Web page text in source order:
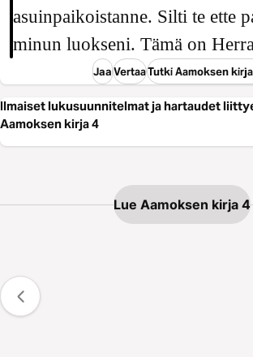
asuinpaikoistanne. Silti te ette
minun luokseni. Tämä on
JaaVertaaTutki Aamoksen
Ilmaiset lukusuunnitelmat ja hartaudet
Aamoksen kirja 4
Lue Aamoksen kirja 4